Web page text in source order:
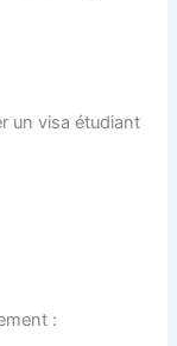
un visa étudiant
: